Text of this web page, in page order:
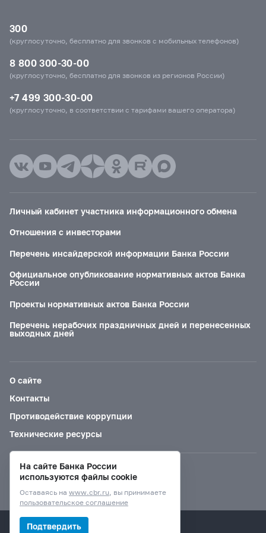
300
(круглосуточно, бесплатно для звонков с мобильных телефонов)
8 800 300-30-00
(круглосуточно, бесплатно для звонков из регионов России)
+7 499 300-30-00
(круглосуточно, в соответствии с тарифами вашего оператора)
Личный кабинет участника информационного обмена
Отношения с инвесторами
Перечень инсайдерской информации Банка России
Официальное опубликование нормативных актов Банка
России
Проекты нормативных актов Банка России
Перечень нерабочих праздничных дней и перенесенных
выходных дней
О сайте
Контакты
Противодействие коррупции
Технические ресурсы
Версия для слабовидящих
© Банк России, 2000–2026.
На сайте Банка России
используются файлы cookie
Оставаясь на www.cbr.ru, вы принимаете
пользовательское соглашение
Подтвердить